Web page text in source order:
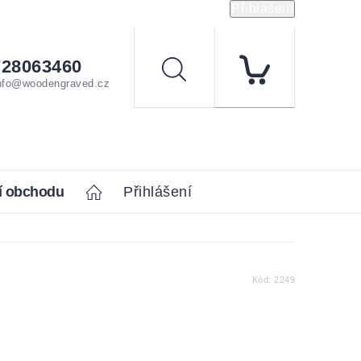
Hledat
obchodu Home Přihlášení
Kód: 2249